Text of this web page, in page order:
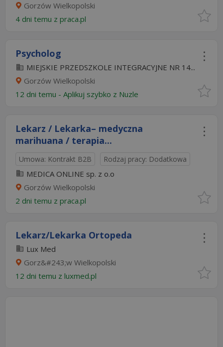
Gorzów Wielkopolski
4 dni temu z praca.pl
Psycholog
MIEJSKIE PRZEDSZKOLE INTEGRACYJNE NR 14...
Gorzów Wielkopolski
12 dni temu - Aplikuj szybko z Nuzle
Lekarz / Lekarka– medyczna
marihuana / terapia...
Umowa: Kontrakt B2B Rodzaj pracy: Dodatkowa
MEDICA ONLINE sp. z o.o
Gorzów Wielkopolski
2 dni temu z praca.pl
Lekarz/Lekarka Ortopeda
Lux Med
Gorz&#243;w Wielkopolski
12 dni temu z luxmed.pl